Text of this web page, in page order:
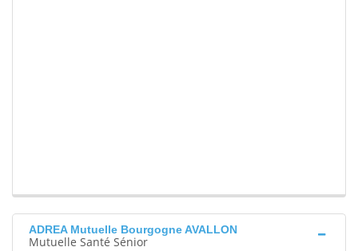
ADREA Mutuelle Bourgogne AVALLON
Mutuelle Santé Sénior